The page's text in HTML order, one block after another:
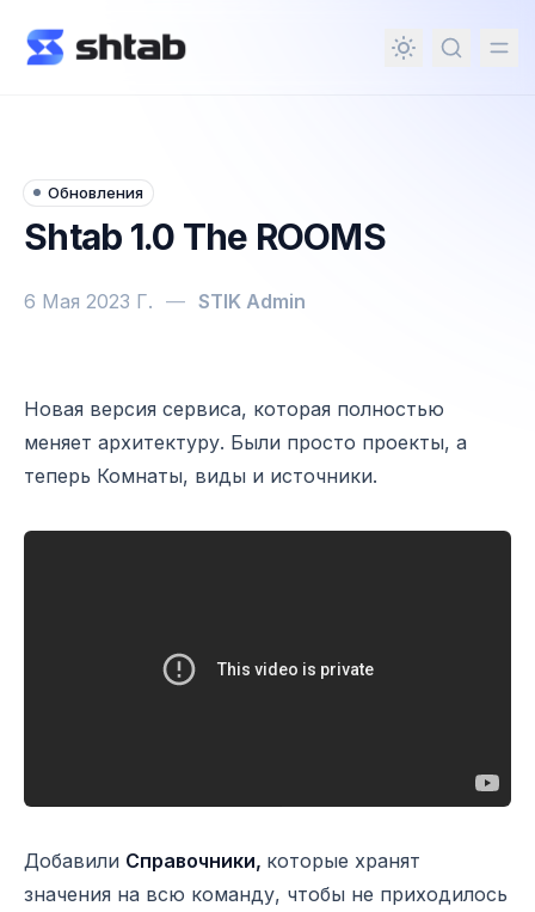
содержимому
Обновления
Shtab 1.0 The ROOMS
6 Мая 2023 Г. — STIK Admin
Shtab 1.0 The ROOMS
Новая версия сервиса, которая полностью
меняет архитектуру. Были просто проекты, а
теперь Комнаты, виды и источники.
Добавили Справочники, которые хранят
значения на всю команду, чтобы не приходилось